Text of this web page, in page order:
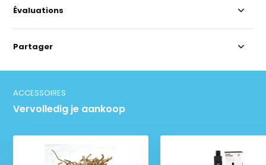
Évaluations
Partager
ACCESSOIRES
Vervolledig je aankoop